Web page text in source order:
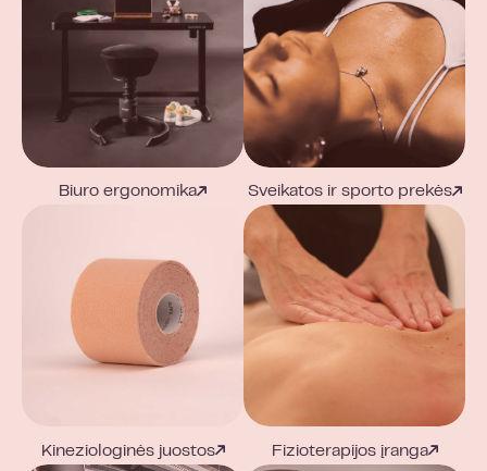
Biuro ergonomika Sveikatos ir sporto prekės
Kineziologinės juostos Fizioterapijos įranga